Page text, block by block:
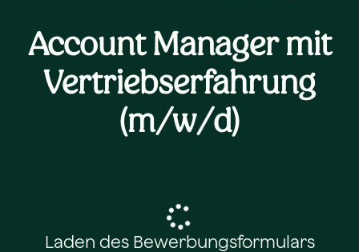
Account Manager mit
Vertriebserfahrung
(m/w/d)
Laden des Bewerbungsformulars